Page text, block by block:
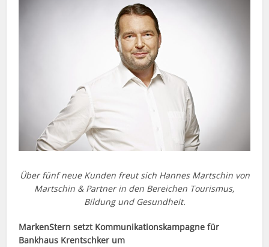
Über fünf neue Kunden freut sich Hannes Martschin von
Martschin & Partner in den Bereichen Tourismus,
Bildung und Gesundheit.
MarkenStern setzt Kommunikationskampagne für
Bankhaus Krentschker um